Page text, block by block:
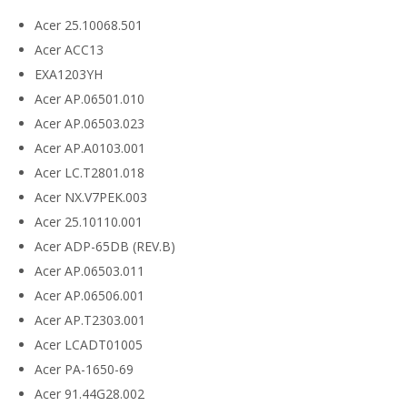
Acer 25.10068.501
Acer ACC13
EXA1203YH
Acer AP.06501.010
Acer AP.06503.023
Acer AP.A0103.001
Acer LC.T2801.018
Acer NX.V7PEK.003
Acer 25.10110.001
Acer ADP-65DB (REV.B)
Acer AP.06503.011
Acer AP.06506.001
Acer AP.T2303.001
Acer LCADT01005
Acer PA-1650-69
Acer 91.44G28.002